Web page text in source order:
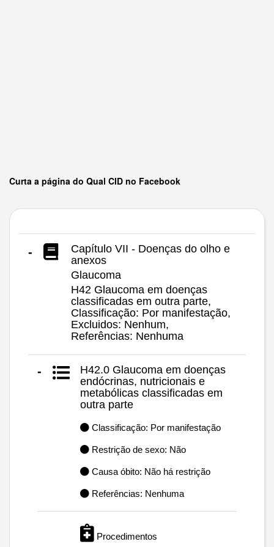
Curta a página do Qual CID no Facebook
-
Capítulo VII - Doenças do olho e
anexos
Glaucoma
H42 Glaucoma em doenças
classificadas em outra parte,
Classificação: Por manifestação,
Excluidos: Nenhum,
Referências: Nenhuma
-
H42.0 Glaucoma em doenças
endócrinas, nutricionais e
metabólicas classificadas em
outra parte
Classificação: Por manifestação
Restrição de sexo: Não
Causa óbito: Não há restrição
Referências: Nenhuma
Procedimentos